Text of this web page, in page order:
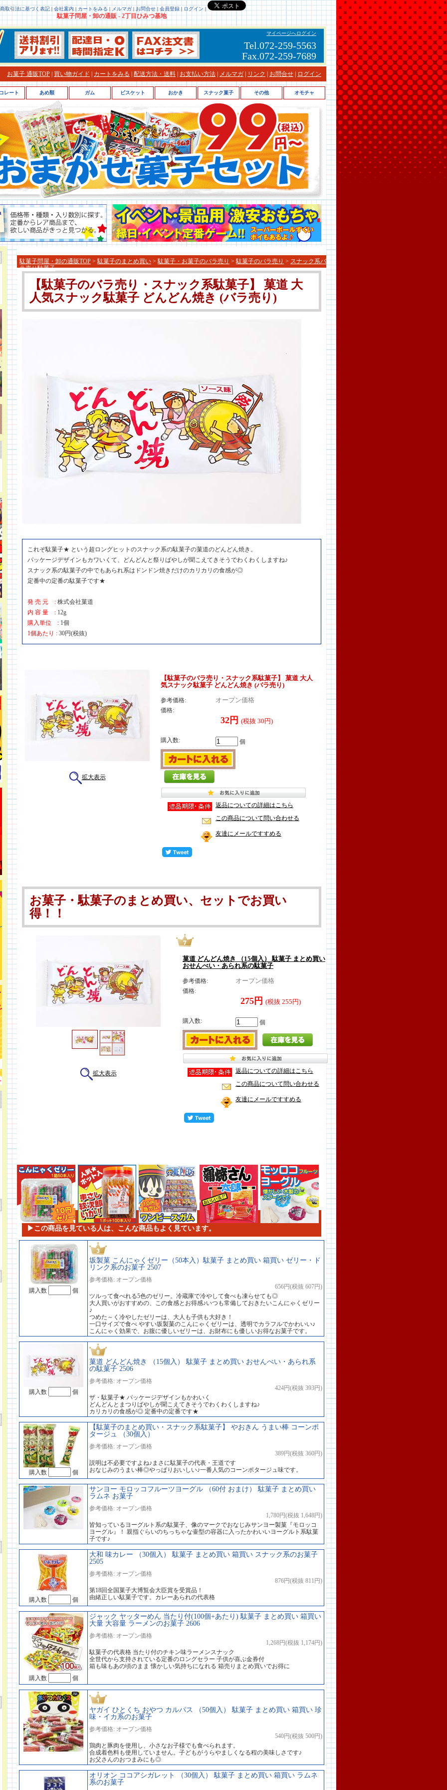
取引法に基づく表記 | 会社案内 | カートをみる | メルマガ| お問合せ| 会員登録| ログイン |
駄菓子問屋・卸の通販 - 2丁目ひみつ基地
マイページへログイン
Tel.072-259-5563
Fax.072-259-7689
お菓子 通販TOP 買い物ガイド カートをみる 配送方法・送料 お支払い方法 メルマガ リンク お問合せ ログイン
駄菓子問屋・卸の通販TOP >駄菓子のまとめ買い >駄菓子・お菓子のバラ売り >駄菓子のバラ売り > スナック系バ
ラ売り駄菓子
【駄菓子のバラ売り・スナック系駄菓子】 菓道 大
人気スナック駄菓子 どんどん焼き (バラ売り)
これぞ駄菓子★ という超ロングヒットのスナック系の駄菓子の菓道のどんどん焼き。
パッケージデザインもカワいくて、どんどんと祭りばやしが聞こえてきそうでわくわくしますね♪
スナック系の駄菓子の中でもあられ系はドンドン焼きだけのカリカリの食感が◎
定番中の定番の駄菓子です★
発 売 元 : 株式会社菓道
内 容 量 : 12g
購入単位 : 1個
1個あたり : 30円(税抜)
拡大表示
【駄菓子のバラ売り・スナック系駄菓子】 菓道 大人
気スナック駄菓子 どんどん焼き (バラ売り)
参考価格: オープン価格
価格:
32円 (税抜 30円)
購入数: 個
返品についての詳細はこちら
この商品について問い合わせる
友達にメールですすめる
お菓子・駄菓子のまとめ買い、セットでお買い
得！！
拡大表示
菓道 どんどん焼き （15個入） 駄菓子 まとめ買い
おせんべい・あられ系の駄菓子
参考価格: オープン価格
価格:
275円 (税抜 255円)
購入数: 個
返品についての詳細はこちら
この商品について問い合わせる
友達にメールですすめる
▶この商品を見ている人は、こんな商品もよく見ています。
購入数 個
坂製菓 こんにゃくゼリー（50本入）駄菓子 まとめ買い 箱買い ゼリー・ド
リンク系のお菓子 2507
参考価格: オープン価格
656円(税抜 607円)
ツルって食べれる5色のゼリー。冷蔵庫で冷やして食べも凍らせても◎
大人買いがおすすめの、この食感とお得感♪いつも常備しておきたいこんにゃくゼリー
♪
つめた～く冷やしたゼリーは、大人も子供も大好き！
一口サイズで食べ やすい坂製菓のこんにゃくゼリーは、透明でカラフルでかわいい♪
こんにゃく効果で、お腹に優しいゼリーは、お財布にも優しいお得なお菓子です。
購入数 個
菓道 どんどん焼き （15個入） 駄菓子 まとめ買い おせんべい・あられ系
の駄菓子 2506
参考価格: オープン価格
424円(税抜 393円)
ザ・駄菓子★ パッケージデザインもかわいく
どんどんとまつりばやしが聞こえてきそうでわくわくしますね♪
カリカリの食感が◎ 定番中の定番です★
購入数 個
【駄菓子のまとめ買い・スナック系駄菓子】 やおきん うまい棒 コーンポ
タージュ （30個入）
参考価格: オープン価格
389円(税抜 360円)
説明は不必要ですよね♪まさに駄菓子の代表・王道です
おなじみのうまい棒◎やっぱりおいしい♪一番人気のコーンポタージュ味です。
サンヨー モロッコフルーツヨーグル （60付 おまけ） 駄菓子 まとめ買い
ラムネ お菓子
参考価格: オープン価格
1,780円(税抜 1,648円)
皆知っているヨーグルト系の駄菓子、像のマークでおなじみサンヨー製菓『モロッコ
ヨーグル』！ 親指ぐらいのちっちゃな壷型の容器に入ったかわいいヨーグルト系駄菓
子です♪
購入数 個
大和 味カレー （30個入） 駄菓子 まとめ買い 箱買い スナック系のお菓子
2505
参考価格: オープン価格
876円(税抜 811円)
第18回全国菓子大博覧会大臣賞を受賞品！
由緒正しい駄菓子です。カレーあられの代表格
購入数 個
ジャック ヤッターめん 当たり付(100個+あたり) 駄菓子 まとめ買い 箱買い
大量 大容量 ラーメンのお菓子 2606
参考価格: オープン価格
1,268円(税抜 1,174円)
駄菓子の代表格 当たり付のチキン味ラーメンスナック
全世代から支持されている定番のロングセラー 子供が喜ぶ金券付
箱も味もあの頃のまま 懐かしい気持ちになれる 箱売りまとめ買いでお得に
ヤガイ ひとくち おやつ カルパス （50個入） 駄菓子 まとめ買い 箱買い 珍
味・イカ系のお菓子
参考価格: オープン価格
540円(税抜 500円)
鶏肉と豚肉を使用し、小さなお子様でも食べられます。
合成着色料も使用していません。子どもがうらやましくなる程の美味しさです♪
お父さんのおつまみにも◎
オリオン ココアシガレット （30個入） 駄菓子 まとめ買い 箱買い ラムネ
系のお菓子